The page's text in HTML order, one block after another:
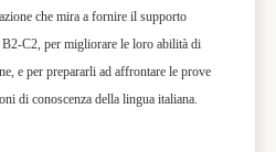
che mira a fornire il supporto
C2, per migliorare le loro abilità di
e per prepararli ad affrontare le prove
di conoscenza della lingua italiana.